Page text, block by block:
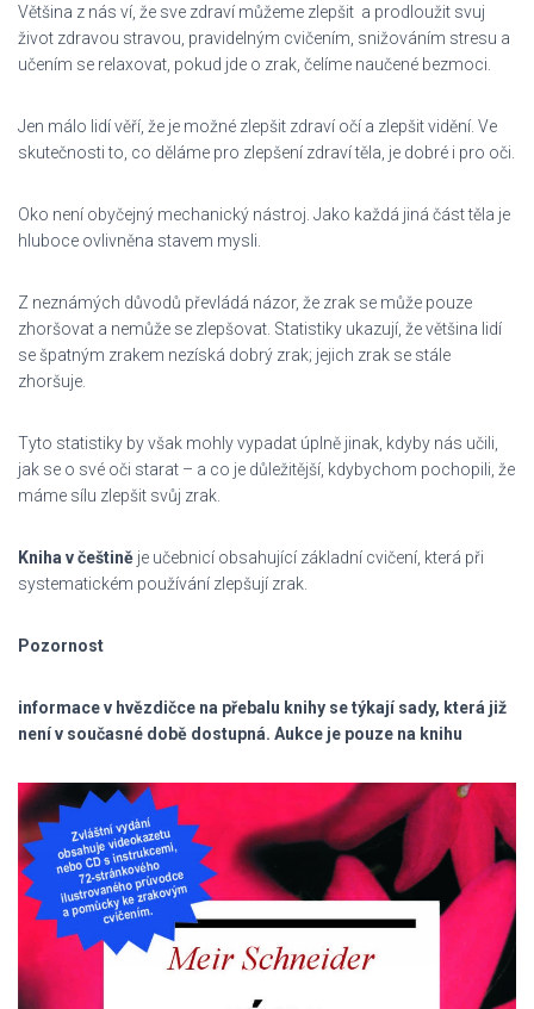
Většina z nás ví, že sve zdraví můžeme zlepšit a prodloužit svuj
život zdravou stravou, pravidelným cvičením, snižováním stresu a
učením se relaxovat, pokud jde o zrak, čelíme naučené bezmoci.
Jen málo lidí věří, že je možné zlepšit zdraví očí a zlepšit vidění. Ve
skutečnosti to, co děláme pro zlepšení zdraví těla, je dobré i pro oči.
Oko není obyčejný mechanický nástroj. Jako každá jiná část těla je
hluboce ovlivněna stavem mysli.
Z neznámých důvodů převládá názor, že zrak se může pouze
zhoršovat a nemůže se zlepšovat. Statistiky ukazují, že většina lidí
se špatným zrakem nezíská dobrý zrak; jejich zrak se stále
zhoršuje.
Tyto statistiky by však mohly vypadat úplně jinak, kdyby nás učili,
jak se o své oči starat – a co je důležitější, kdybychom pochopili, že
máme sílu zlepšit svůj zrak.
Kniha v češtině je učebnicí obsahující základní cvičení, která při
systematickém používání zlepšují zrak.
Pozornost
informace v hvězdičce na přebalu knihy se týkají sady, která již
není v současné době dostupná. Aukce je pouze na knihu